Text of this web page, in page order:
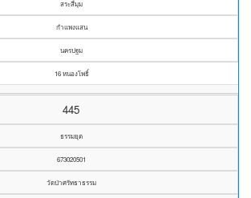
สระสี่มุม
กำแพงแสน
นครปฐม
16 หนองโพธิ์
445
ธรรมยุต
673020501
วัดป่าศรัทธาธรรม